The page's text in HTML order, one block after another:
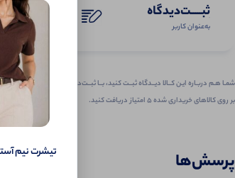
ثبـــــت‌دیدگاه
به‌عنوان کاربر
شمـا هـم دربـاره ایـن کــالا دیــدگاه ثبــت کنید، بــا ثبــت‌دیـدگاه
بر روی کالاهای خریداری شده ۵ امتیاز دریافت کنید.
پرسش‌ها